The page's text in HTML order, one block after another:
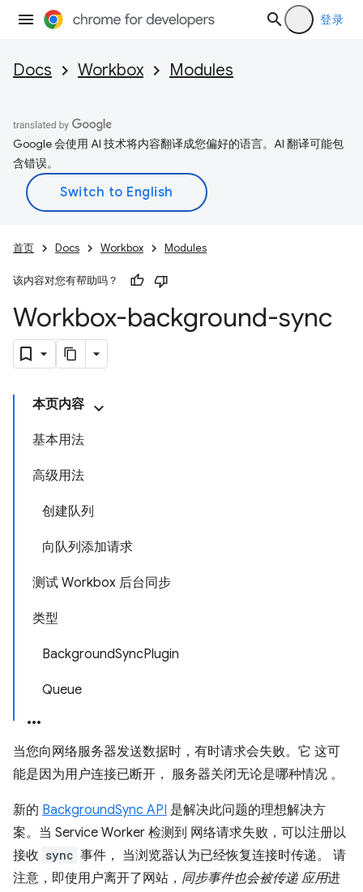
登录
Docs Workbox Modules
Google 会使用 AI 技术将内容翻译成您偏好的语言。AI 翻译可能包
含错误。
首页 Docs Workbox Modules
该内容对您有帮助吗？
Workbox-background-sync
本页内容
基本用法
高级用法
创建队列
向队列添加请求
测试 Workbox 后台同步
类型
BackgroundSyncPlugin
Queue
当您向网络服务器发送数据时，有时请求会失败。它 这可
能是因为用户连接已断开， 服务器关闭无论是哪种情况 。
新的 BackgroundSync API 是解决此问题的理想解决方
案。当 Service Worker 检测到 网络请求失败，可以注册以
接收 sync 事件， 当浏览器认为已经恢复连接时传递。 请
注意，即使用户离开了网站， 同步事件也会被传递 应用进